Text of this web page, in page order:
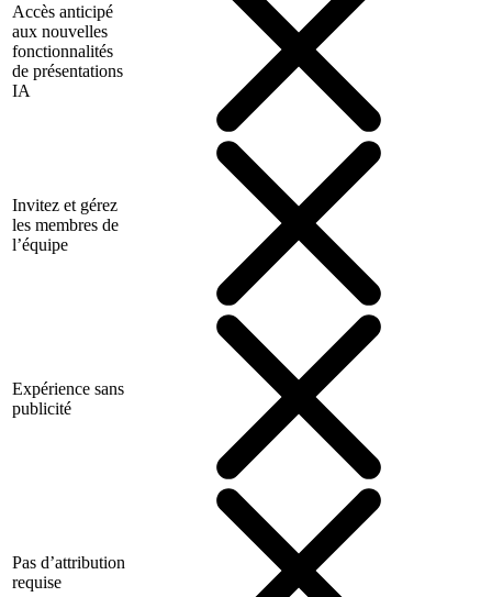
Accès anticipé
aux nouvelles
fonctionnalités
de présentations
IA
Invitez et gérez
les membres de
l’équipe
Expérience sans
publicité
Pas d’attribution
requise